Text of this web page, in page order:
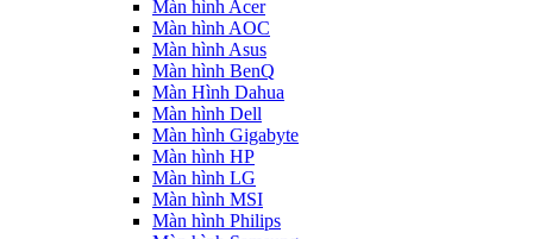
Màn hình Acer
Màn hình AOC
Màn hình Asus
Màn hình BenQ
Màn Hình Dahua
Màn hình Dell
Màn hình Gigabyte
Màn hình HP
Màn hình LG
Màn hình MSI
Màn hình Philips